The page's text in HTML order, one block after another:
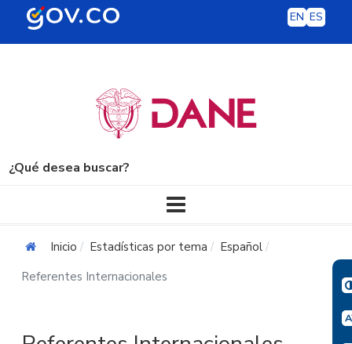
EN ES
¿Qué desea buscar?
Inicio Estadísticas por tema
Español
Referentes Internacionales